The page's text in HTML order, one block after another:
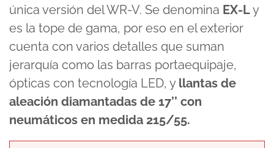
única versión del WR-V. Se denomina EX-Ly
es la tope de gama, por eso en el exterior
cuenta con varios detalles que suman
jerarquía como las barras portaequipaje,
ópticas con tecnología LED, y llantas de
aleación diamantadas de 17’’ con
neumáticos en medida 215/55.